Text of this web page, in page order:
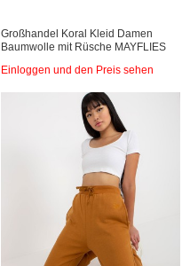
Großhandel Koral Kleid Damen
Baumwolle mit Rüsche MAYFLIES
Einloggen und den Preis sehen